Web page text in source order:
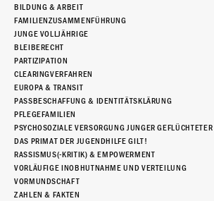
BILDUNG & ARBEIT
FAMILIENZUSAMMENFÜHRUNG
JUNGE VOLLJÄHRIGE
BLEIBERECHT
PARTIZIPATION
CLEARINGVERFAHREN
EUROPA & TRANSIT
PASSBESCHAFFUNG & IDENTITÄTSKLÄRUNG
PFLEGEFAMILIEN
PSYCHOSOZIALE VERSORGUNG JUNGER
DAS PRIMAT DER JUGENDHILFE GILT!
RASSISMUS(-KRITIK) & EMPOWERMENT
VORLÄUFIGE INOBHUTNAHME UND VERTEILUNG
VORMUNDSCHAFT
ZAHLEN & FAKTEN